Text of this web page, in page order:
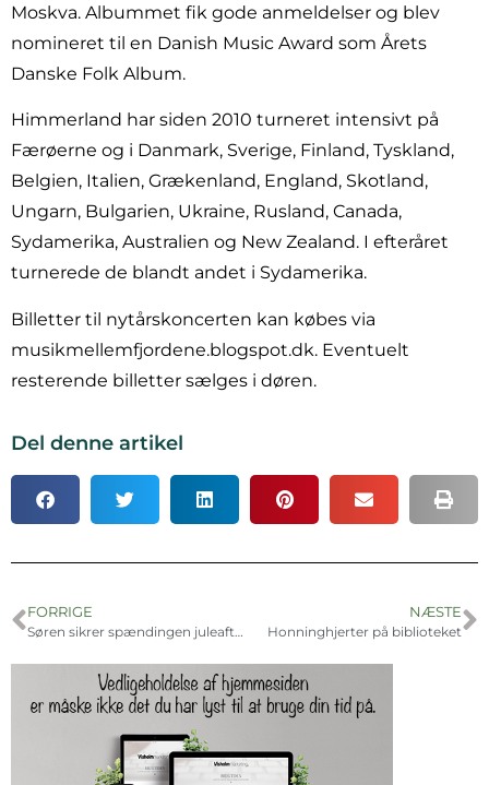
Moskva. Albummet fik gode anmeldelser og blev
nomineret til en Danish Music Award som Årets
Danske Folk Album.
Himmerland har siden 2010 turneret intensivt på
Færøerne og i Danmark, Sverige, Finland, Tyskland,
Belgien, Italien, Grækenland, England, Skotland,
Ungarn, Bulgarien, Ukraine, Rusland, Canada,
Sydamerika, Australien og New Zealand. I efteråret
turnerede de blandt andet i Sydamerika.
Billetter til nytårskoncerten kan købes via
musikmellemfjordene.blogspot.dk. Eventuelt
resterende billetter sælges i døren.
Del denne artikel
FORRIGE
Søren sikrer spændingen juleaften
NÆSTE
Honninghjerter på biblioteket